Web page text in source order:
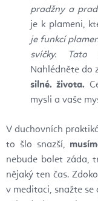
pradžny a
je k plameni,
je funkcí
svíčky. Tato
Nahlédněte do
silné. života.
mysli a vaše
V duchovních
to šlo snazší,
nebude bolet záda,
nějaký ten čas.
v meditaci, snažte se